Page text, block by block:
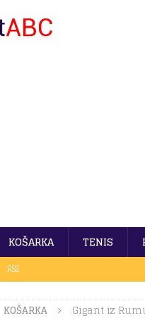
KOŠARKA TENIS
RSS
KOŠARKA Gigant iz